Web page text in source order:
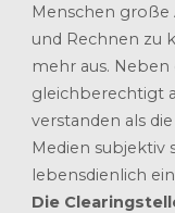
Menschen große
und Rechnen zu
mehr aus.
gleichberechtigt
verstanden als
Medien subjektiv
lebensdienlich
Die